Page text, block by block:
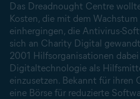
Das Dreadnought Centre
Kosten, die mit dem
einhergingen, die Antivirus-
sich an Charity Digital
2001 Hilfsorganisationen
Digitaltechnologie als
einzusetzen. Bekannt für ihren
eine Börse für reduzierte